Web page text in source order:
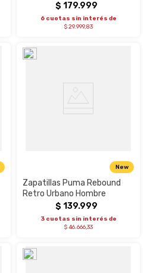
$ 179.999
6 cuotas sin interés de
$ 29.999,83
New
Zapatillas Puma Rebound
Retro Urbano Hombre
$ 139.999
3 cuotas sin interés de
$ 46.666,33